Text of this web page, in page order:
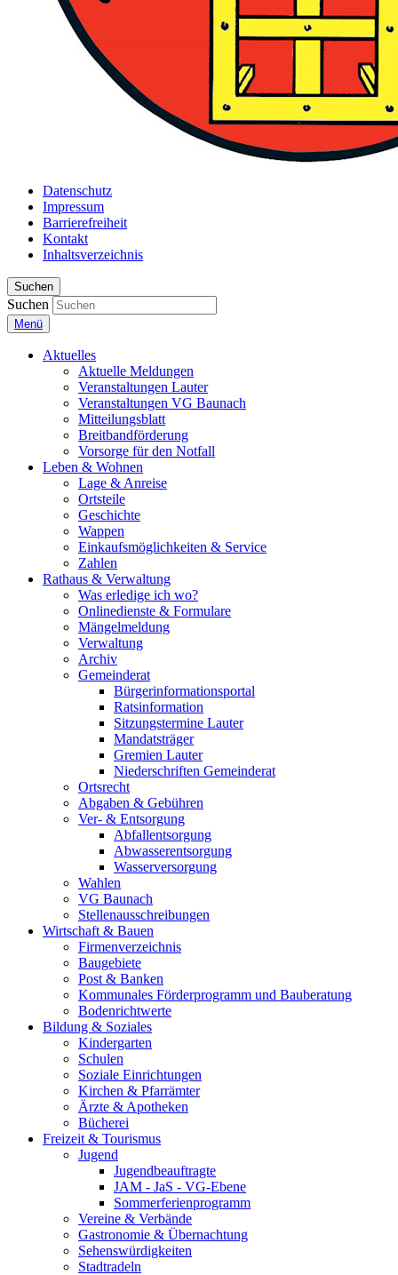
Datenschutz
Impressum
Barrierefreiheit
Kontakt
Inhaltsverzeichnis
Suchen
Suchen
Menü
Aktuelles
Aktuelle Meldungen
Veranstaltungen Lauter
Veranstaltungen VG Baunach
Mitteilungsblatt
Breitbandförderung
Vorsorge für den Notfall
Leben & Wohnen
Lage & Anreise
Ortsteile
Geschichte
Wappen
Einkaufsmöglichkeiten & Service
Zahlen
Rathaus & Verwaltung
Was erledige ich wo?
Onlinedienste & Formulare
Mängelmeldung
Verwaltung
Archiv
Gemeinderat
Bürgerinformationsportal
Ratsinformation
Sitzungstermine Lauter
Mandatsträger
Gremien Lauter
Niederschriften Gemeinderat
Ortsrecht
Abgaben & Gebühren
Ver- & Entsorgung
Abfallentsorgung
Abwasserentsorgung
Wasserversorgung
Wahlen
VG Baunach
Stellenausschreibungen
Wirtschaft & Bauen
Firmenverzeichnis
Baugebiete
Post & Banken
Kommunales Förderprogramm und Bauberatung
Bodenrichtwerte
Bildung & Soziales
Kindergarten
Schulen
Soziale Einrichtungen
Kirchen & Pfarrämter
Ärzte & Apotheken
Bücherei
Freizeit & Tourismus
Jugend
Jugendbeauftragte
JAM - JaS - VG-Ebene
Sommerferienprogramm
Vereine & Verbände
Gastronomie & Übernachtung
Sehenswürdigkeiten
Stadtradeln